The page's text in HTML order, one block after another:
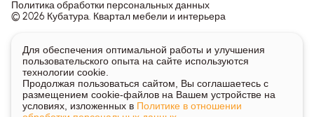
© 2026 Кубатура. Квартал мебели и интерьера
Политика обработки персональных данных
Информация о товарах и ценах на сайте не является
публичной офертой, носит исключительно информационный
характер.
Для получения подробной информации о наличии и стоимости
указанных товаров и услуг напишите или позвоните нам.
Для обеспечения оптимальной работы и улучшения
пользовательского опыта на сайте используются
технологии cookie.
Продолжая пользоваться сайтом, Вы соглашаетесь с
размещением cookie-файлов на Вашем устройстве на
условиях, изложенных в Политике в отношении